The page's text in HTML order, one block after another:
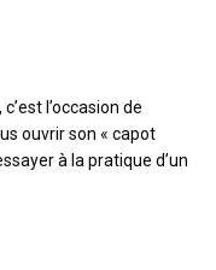
l’occasion de
ouvrir son « capot
à la pratique d’un